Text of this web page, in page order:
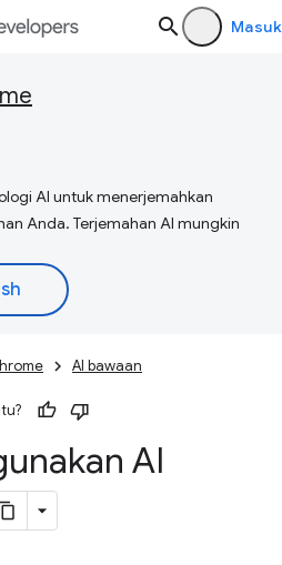
Masuk
AI untuk menerjemahkan
Anda. Terjemahan AI mungkin
AI bawaan
AI